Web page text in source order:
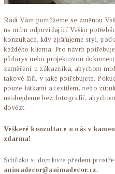
Rádi Vám pomůžeme se změnou
na míru odpovídající Vašim
konzultace, kdy zjišťujeme styl,
každého klienta. Pro návrh
půdorys nebo projektovou
zaměření u zákazníka, abychom
takové šíři, v jaké potřebujete.
pouze látkami a textilem, nebo
neobejdeme bez fotografií,
dovézt.
Veškeré konzultace u nás v
zdarma!
Schůzku si domluvte předem
animadecor@animadecor.cz.